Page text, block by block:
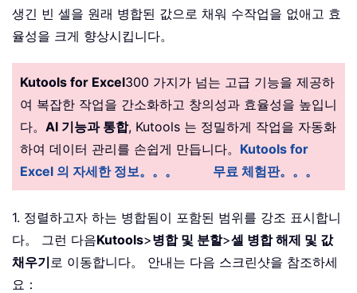
생긴 빈 셀을 원래 병합된 값으로 채워 수작업을 없애고 효
율성을 크게 향상시킵니다。
Kutools for Excel300 가지가 넘는 고급 기능을 제공하
여 복잡한 작업을 간소화하고 창의성과 효율성을 높입니
다。 AI 기능과 통합, Kutools 는 정밀하게 작업을 자동화
하여 데이터 관리를 손쉽게 만듭니다。 Kutools for
Excel 의 자세한 정보。。。
무료 체험판。。。
1. 정렬하고자 하는 병합됨이 포함된 범위를 강조 표시합니
다。 그런 다음Kutools>병합 및 분할>셀 병합 해제 및 값
채우기로 이동합니다。 안내는 다음 스크린샷을 참조하세
요：